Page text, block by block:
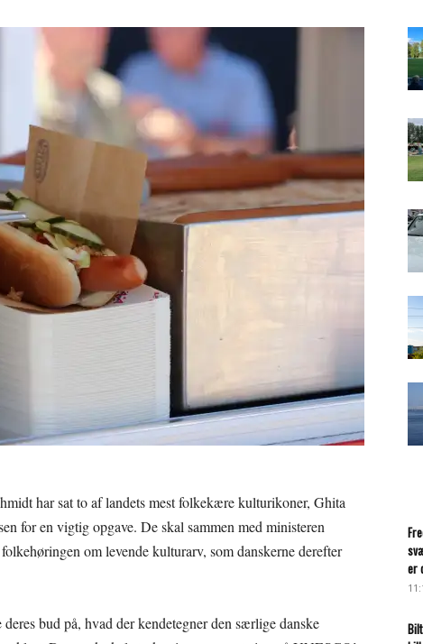
har sat to af landets mest folkekære kulturikoner, Ghita
for en vigtig opgave. De skal sammen med ministeren
om levende kulturarv, som danskerne derefter
bud på, hvad der kendetegner den særlige danske
er